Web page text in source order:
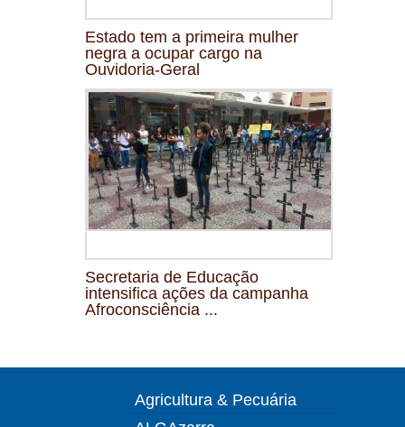
Estado tem a primeira mulher
negra a ocupar cargo na
Ouvidoria-Geral
Secretaria de Educação
intensifica ações da campanha
Afroconsciência ...
Agricultura & Pecuária